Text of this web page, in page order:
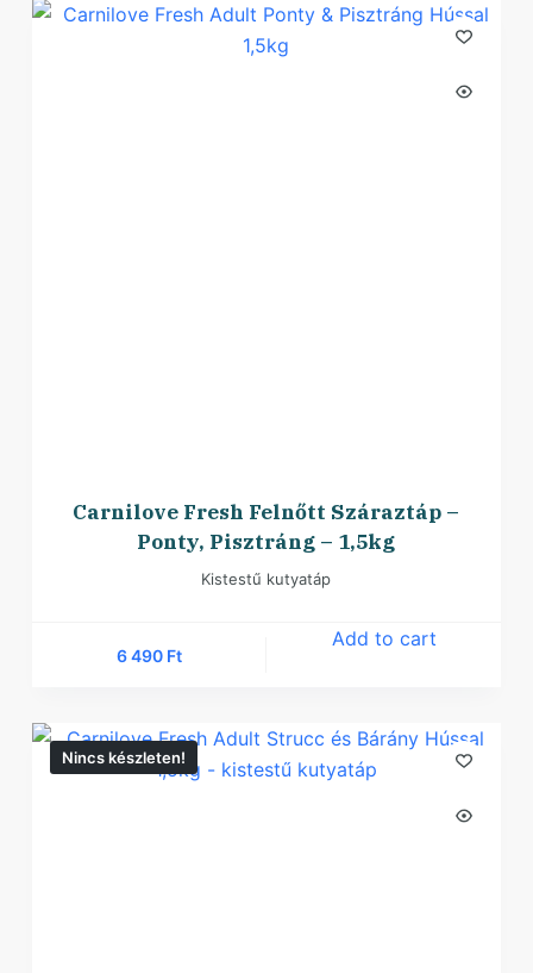
Carnilove Fresh Felnőtt Száraztáp –
Ponty, Pisztráng – 1,5kg
Kistestű kutyatáp
6 490 Ft
Add to cart
Nincs készleten!